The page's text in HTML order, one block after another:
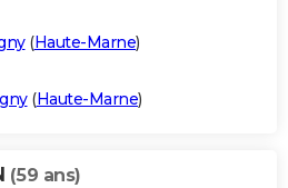
(Haute-Marne)
(Haute-Marne)
(59 ans)